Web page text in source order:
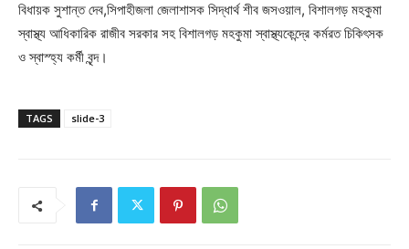
বিধায়ক সুশান্ত দেব,সিপাহীজলা জেলাশাসক সিদ্ধার্থ শীব জসওয়াল, বিশালগড় মহকুমা
স্বাস্থ্য আধিকারিক রাজীব সরকার সহ বিশালগড় মহকুমা স্বাস্থ্যকেন্দ্রে কর্মরত চিকিৎসক
ও স্বাস্হ্য কর্মী বৃন্দ।
TAGS slide-3